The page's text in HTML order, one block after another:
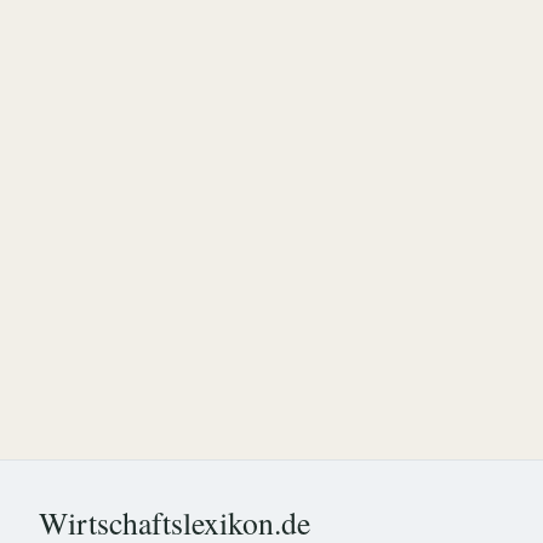
Wirtschaftslexikon.de